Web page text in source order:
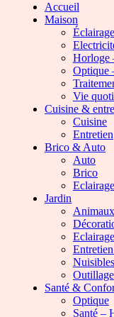
Accueil
Maison
Éclairage
Horloge
Optique
Vie
Cuisine &
Cuisine
Entretien
Brico & Auto
Auto
Brico
Eclairage
Jardin
Animaux
Nuisibles
Outillage
Santé &
Optique
Santé –